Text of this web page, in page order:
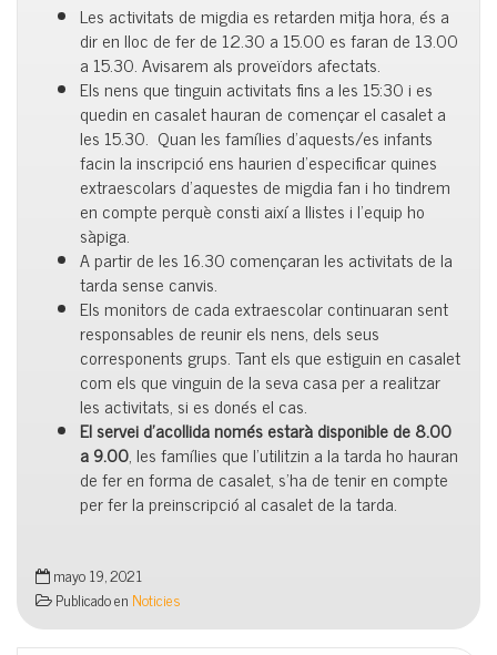
Les activitats de migdia es retarden mitja hora, és a
dir en lloc de fer de 12.30 a 15.00 es faran de 13.00
a 15.30. Avisarem als proveïdors afectats.
Els nens que tinguin activitats fins a les 15:30 i es
quedin en casalet hauran de començar el casalet a
les 15.30. Quan les famílies d’aquests/es infants
facin la inscripció ens haurien d’especificar quines
extraescolars d’aquestes de migdia fan i ho tindrem
en compte perquè consti així a llistes i l’equip ho
sàpiga.
A partir de les 16.30 començaran les activitats de la
tarda sense canvis.
Els monitors de cada extraescolar continuaran sent
responsables de reunir els nens, dels seus
corresponents grups. Tant els que estiguin en casalet
com els que vinguin de la seva casa per a realitzar
les activitats, si es donés el cas.
El servei d’acollida només estarà disponible de 8.00
a 9.00, les famílies que l’utilitzin a la tarda ho hauran
de fer en forma de casalet, s’ha de tenir en compte
per fer la preinscripció al casalet de la tarda.
mayo 19, 2021
Publicado en Noticies